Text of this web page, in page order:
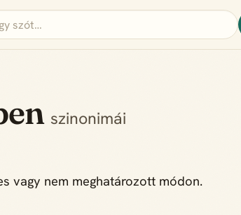
szinonimái
vagy nem meghatározott módon.